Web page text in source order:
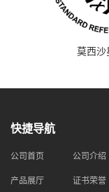
莫西沙
快捷导航
公司首页 公司介绍
产品展厅 证书荣誉